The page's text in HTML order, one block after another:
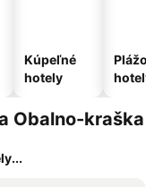
Kúpeľné
hotely
Obalno-kraška